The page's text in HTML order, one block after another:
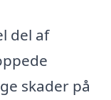
del af
skader på